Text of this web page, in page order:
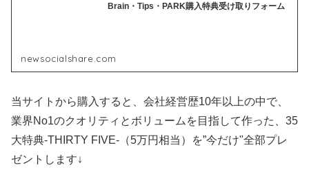
Brain・Tips・PARK購入特典受け取りフォーム
newsocialshare.com
当サイトから購入すると、会社経営歴10年以上の中で、
業界No1のクオリティとボリュームを目指して作った、35
大特典-THIRTY FIVE-（5万円相当）を”今だけ"全部プレ
ゼントします↓